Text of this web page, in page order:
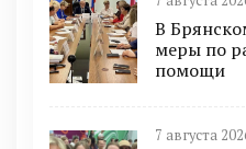
В
меры по
помощи
7 августа